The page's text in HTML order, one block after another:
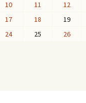
10 11 12
17 18 19
24 25 26